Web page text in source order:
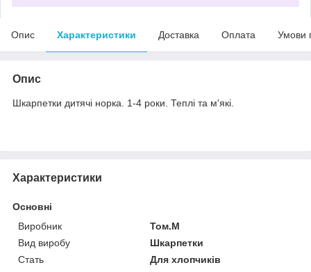
Опис Характеристики Доставка Оплата Умови
Опис
Шкарпетки дитячі норка. 1-4 роки. Теплі та м'які.
Характеристики
Основні
Виробник
Том.М
Вид виробу
Шкарпетки
Стать
Для хлопчиків